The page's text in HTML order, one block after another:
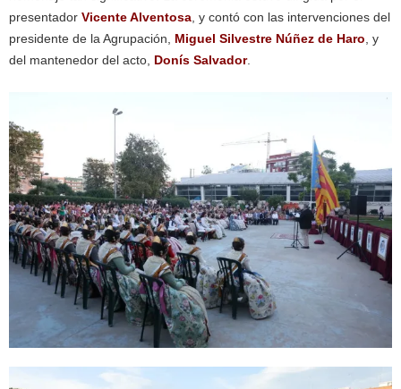
presentador Vicente Alventosa, y contó con las intervenciones del
presidente de la Agrupación, Miguel Silvestre Núñez de Haro, y
del mantenedor del acto, Donís Salvador.